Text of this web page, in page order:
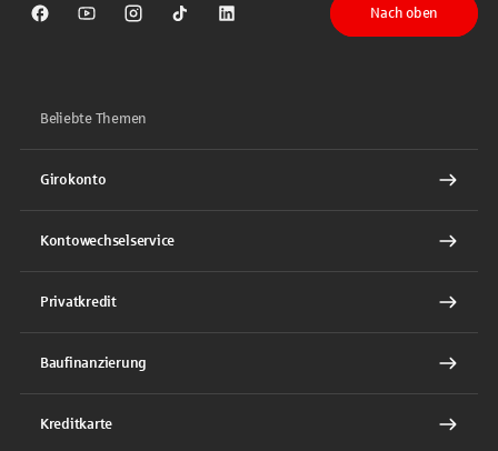
Sparkasse auf Facebook
Sparkasse auf Youtube
Sparkasse auf Instagram
Sparkasse auf TikTok
Sparkasse auf LinkedIn
Nach oben
Beliebte Themen
Girokonto
Kontowechselservice
Privatkredit
Baufinanzierung
Kreditkarte